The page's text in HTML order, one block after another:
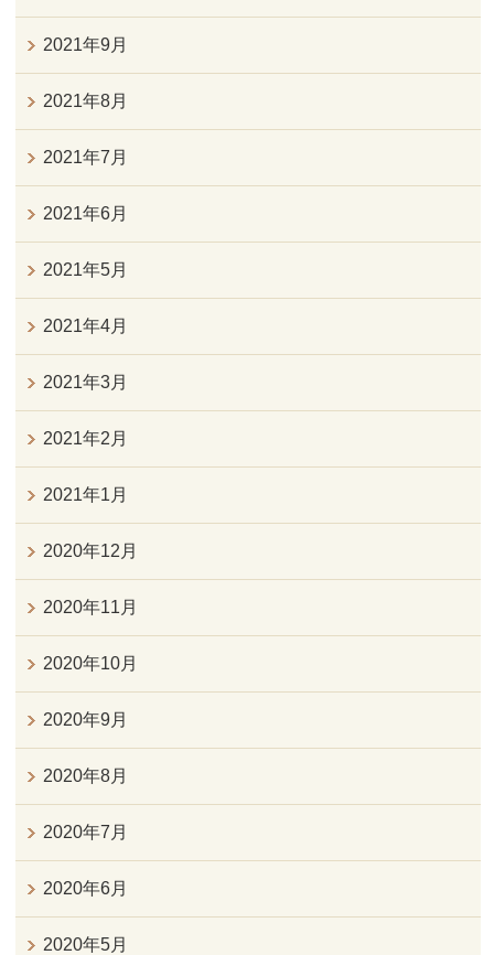
2021年9月
2021年8月
2021年7月
2021年6月
2021年5月
2021年4月
2021年3月
2021年2月
2021年1月
2020年12月
2020年11月
2020年10月
2020年9月
2020年8月
2020年7月
2020年6月
2020年5月